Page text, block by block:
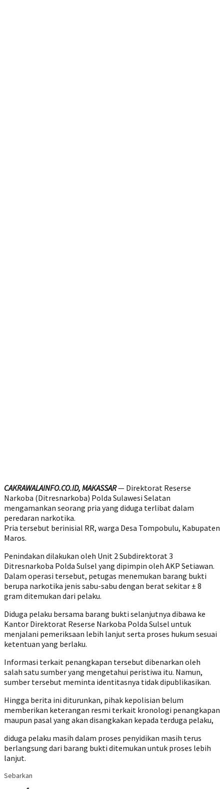
CAKRAWALAINFO.CO.ID, MAKASSAR— Direktorat Reserse
Narkoba (Ditresnarkoba) Polda Sulawesi Selatan
mengamankan seorang pria yang diduga terlibat dalam
peredaran narkotika.
Pria tersebut berinisial RR, warga Desa Tompobulu, Kabupaten
Maros.
Penindakan dilakukan oleh Unit 2 Subdirektorat 3
Ditresnarkoba Polda Sulsel yang dipimpin oleh AKP Setiawan.
Dalam operasi tersebut, petugas menemukan barang bukti
berupa narkotika jenis sabu-sabu dengan berat sekitar ± 8
gram ditemukan dari pelaku.
Diduga pelaku bersama barang bukti selanjutnya dibawa ke
Kantor Direktorat Reserse Narkoba Polda Sulsel untuk
menjalani pemeriksaan lebih lanjut serta proses hukum sesuai
ketentuan yang berlaku.
Informasi terkait penangkapan tersebut dibenarkan oleh
salah satu sumber yang mengetahui peristiwa itu. Namun,
sumber tersebut meminta identitasnya tidak dipublikasikan.
Hingga berita ini diturunkan, pihak kepolisian belum
memberikan keterangan resmi terkait kronologi penangkapan
maupun pasal yang akan disangkakan kepada terduga pelaku,
diduga pelaku masih dalam proses penyidikan masih terus
berlangsung dari barang bukti ditemukan untuk proses lebih
lanjut.
Sebarkan